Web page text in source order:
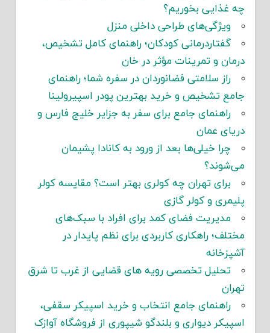
چه غذایی بخوریم؟
ویژگی‌های طراحی داخلی منزل
گفتاردرمانی کودکان؛ راهنمای کامل تشخیص،
درمان و تمرینات مؤثر در خان
راز سلامتی فضانوردان در سفره شما؛ راهنمای
جامع تشخیص و خرید بهترین پودر اسپیرولینا
راهنمای جامع برای سفر به جزایر خلیج فارس و
دریای عمان
چرا خیلی‌ها بعد از ورود به کانادا پشیمان
می‌شوند؟
برای تهران چه کولری بهتر است؟ مقایسه کولر
پلیمری و کولر گازی
مدیریت فضای کمد برای افراد با سبک‌های
مختلف؛ راهکاری کاربردی برای نظم پایدار در
آشپزخانه
تحلیل تخصصی رویه های قضایی از غرب تا شرق
تهران
راهنمای جامع انتخاب و خرید اسپیکر سقفی،
اسپیکر دیواری و بلندگو شیپوری از فروشگاه آوازک